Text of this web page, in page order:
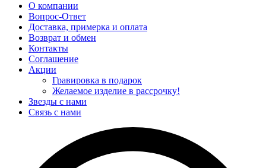
О компании
Вопрос-Ответ
Доставка, примерка и оплата
Возврат и обмен
Контакты
Соглашение
Акции
Гравировка в подарок
Желаемое изделие в рассрочку!
Звезды с нами
Связь с нами